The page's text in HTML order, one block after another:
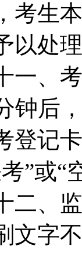
考生
以处
、考
钟后
登记
”或“
、监
文字